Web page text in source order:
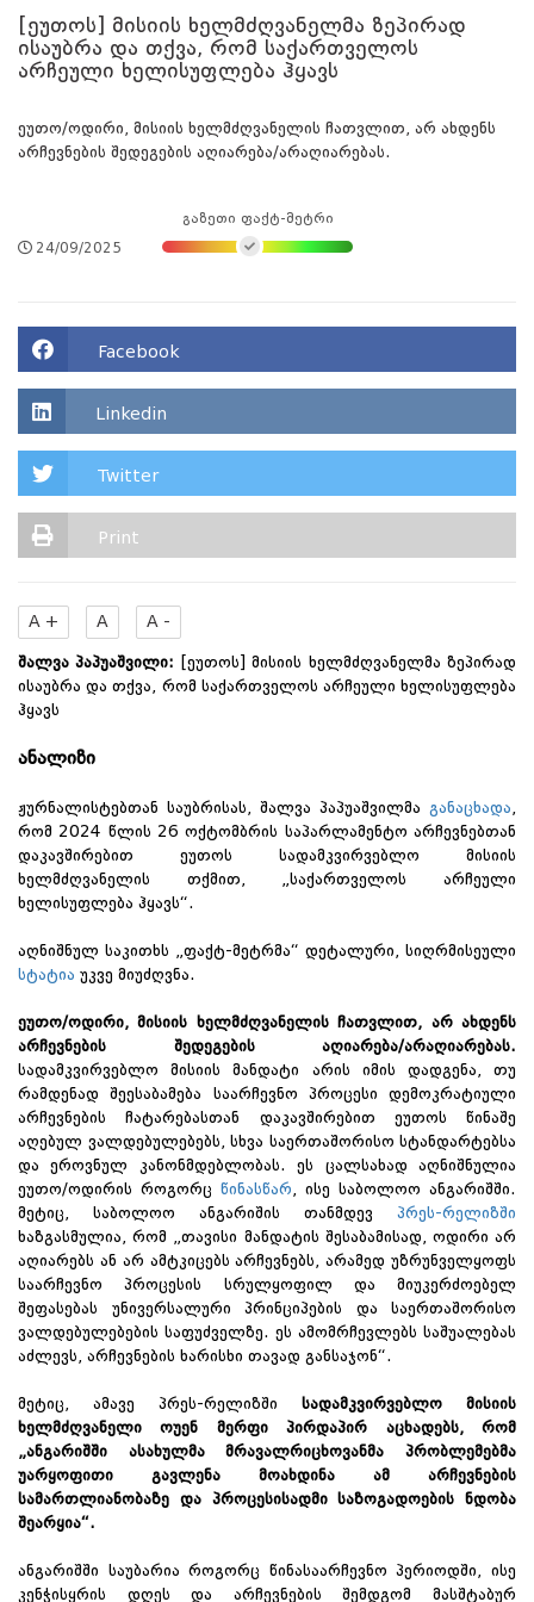
[ეუთოს] მისიის ხელმძღვანელმა ზეპირად
ისაუბრა და თქვა, რომ საქართველოს
არჩეული ხელისუფლება ჰყავს
ეუთო/ოდირი, მისიის ხელმძღვანელის ჩათვლით, არ ახდენს
არჩევნების შედეგების აღიარება/არაღიარებას.
24/09/2025
გაზეთი ფაქტ-მეტრი
Facebook
Linkedin
Twitter
Print
A + A A -
შალვა პაპუაშვილი:
[ეუთოს] მისიის ხელმძღვანელმა ზეპირად
ისაუბრა და თქვა, რომ საქართველოს არჩეული ხელისუფლება
ჰყავს
ანალიზი
ჟურნალისტებთან საუბრისას, შალვა პაპუაშვილმა განაცხადა
რომ 2024 წლის 26 ოქტომბრის საპარლამენტო არჩევნებთან
დაკავშირებით ეუთოს სადამკვირვებლო მისიის
ხელმძღვანელის თქმით, „საქართველოს არჩეული
ხელისუფლება ჰყავს“.
აღნიშნულ საკითხს „ფაქტ-მეტრმა“ დეტალური, სიღრმისეული
სტატია უკვე მიუძღვნა.
ეუთო/ოდირი, მისიის ხელმძღვანელის ჩათვლით, არ ახდენს
არჩევნების შედეგების აღიარება/არაღიარებას.
სადამკვირვებლო მისიის მანდატი არის იმის დადგენა, თუ
რამდენად შეესაბამება საარჩევნო პროცესი დემოკრატიული
არჩევნების ჩატარებასთან დაკავშირებით ეუთოს წინაშე
აღებულ ვალდებულებებს, სხვა საერთაშორისო სტანდარტებსა
და ეროვნულ კანონმდებლობას. ეს ცალსახად აღნიშნულია
ეუთო/ოდირის როგორც წინასწარ , ისე საბოლოო ანგარიშში.
მეტიც, საბოლოო ანგარიშის თანმდევ პრეს-რელიზში
ხაზგასმულია, რომ „თავისი მანდატის შესაბამისად, ოდირი არ
აღიარებს ან არ ამტკიცებს არჩევნებს, არამედ უზრუნველყოფს
საარჩევნო პროცესის სრულყოფილ და მიუკერძოებელ
შეფასებას უნივერსალური პრინციპების და საერთაშორისო
ვალდებულებების საფუძველზე. ეს ამომრჩევლებს საშუალებას
აძლევს, არჩევნების ხარისხი თავად განსაჯონ“.
მეტიც, ამავე პრეს-რელიზში სადამკვირვებლო მისიის
ხელმძღვანელი ოუენ მერფი პირდაპირ აცხადებს, რომ
„ანგარიშში ასახულმა მრავალრიცხოვანმა პრობლემებმა
უარყოფითი გავლენა მოახდინა ამ არჩევნების
სამართლიანობაზე და პროცესისადმი საზოგადოების ნდობა
შეარყია“.
ანგარიშში საუბარია როგორც წინასაარჩევნო პერიოდში, ისე
კენჭისყრის დღეს და არჩევნების შემდგომ მასშტაბურ